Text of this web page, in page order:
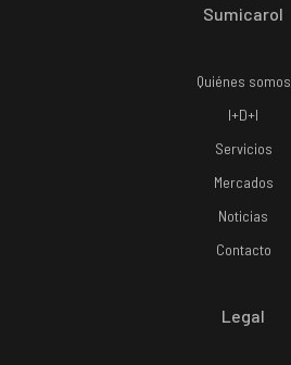
Sumicarol
Quiénes somos
I+D+I
Servicios
Mercados
Noticias
Contacto
Legal